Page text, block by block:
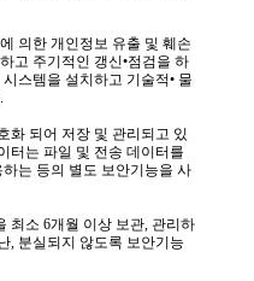
의한 개인정보 유출 및 훼손
고 주기적인 갱신•점검을 하
스템을 설치하고 기술적• 물
화 되어 저장 및 관리되고 있
터는 파일 및 전송 데이터를
는 등의 별도 보안기능을 사
최소 6개월 이상 보관, 관리하
, 분실되지 않도록 보안기능